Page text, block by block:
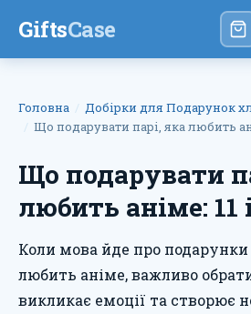
GiftsCase
Головна
Добірки для Подарунок
Що подарувати парі, яка любить
Що подарувати
любить аніме: 11
Коли мова йде про подарунки
любить аніме, важливо
викликає емоції та створює